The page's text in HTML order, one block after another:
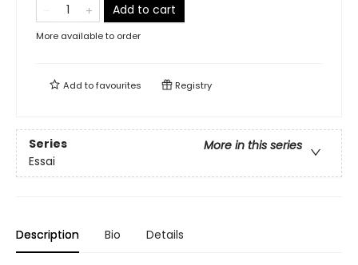
Add to cart
More available to order
Add tofavourites Registry
Series
More in this series
Essai
Description Bio Details